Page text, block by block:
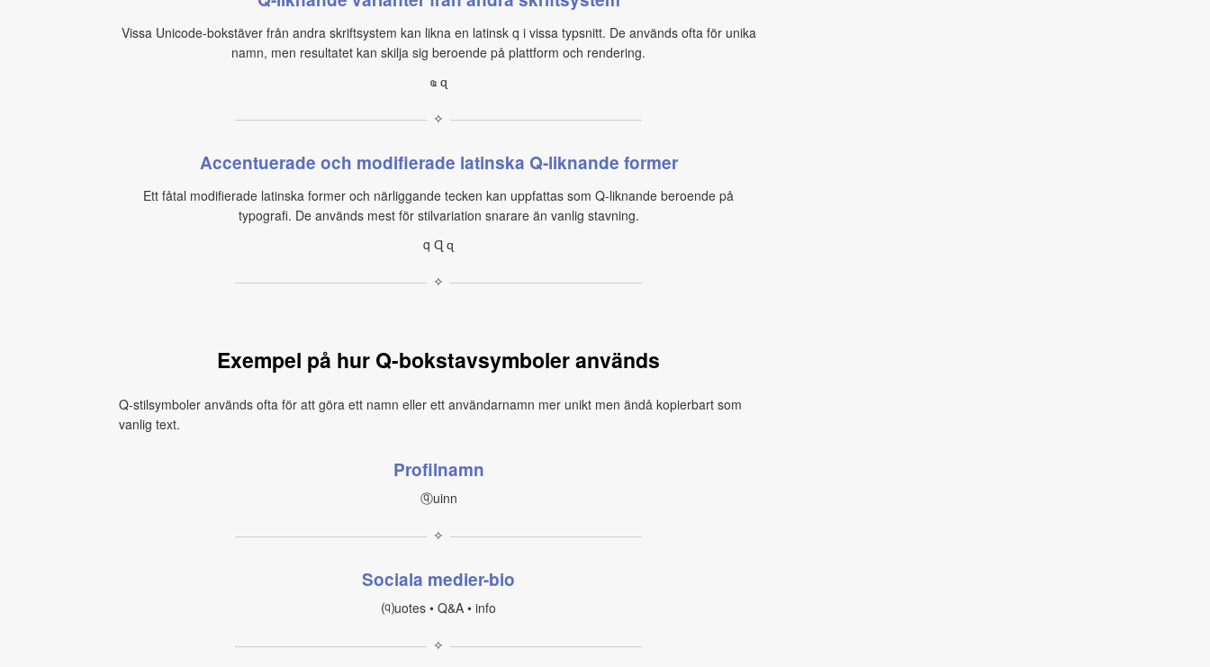
Vissa Unicode-bokstäver från andra skriftsystem kan likna en latinsk q i vissa typsnitt. De används ofta för unika
namn, men resultatet kan skilja sig beroende på plattform och rendering.
ҩ ɋ
✧
Accentuerade och modifierade latinska Q-liknande former
Ett fåtal modifierade latinska former och närliggande tecken kan uppfattas som Q-liknande beroende på
typografi. De används mest för stilvariation snarare än vanlig stavning.
q Ɋ ɋ
✧
Exempel på hur Q-bokstavsymboler används
Q-stilsymboler används ofta för att göra ett namn eller ett användarnamn mer unikt men ändå kopierbart som
vanlig text.
Profilnamn
ⓠuinn
✧
Sociala medier-bio
⒬uotes • Q&A • info
✧